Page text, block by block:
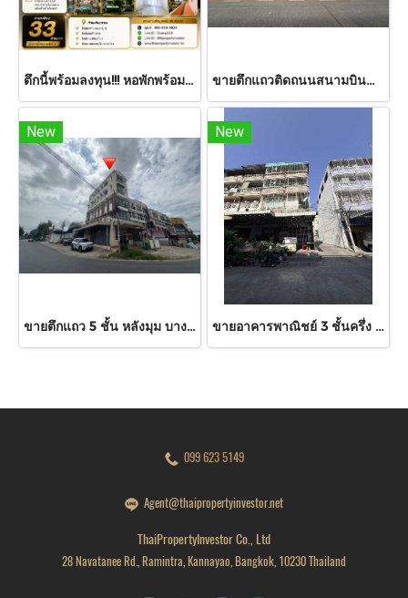
ตึกนี้พร้อมลงทุน!!! หอพักพร้อมร้านค้า! ติดถนน อรุณอัมรินทร์ วิวสะพานพระราม 8 ขายตึก อาคารพาณิชย์ หอพัก ริมถนน 5 คูหา 80 ตารางวา เหมาะทำหอพักรายวัน พร้อมร้านค้า มีที่จอดมอเตอร์ไซด์ ผังเมืองสีแดง รีบจับจองด่วน!! ขายตึกแถวติดถนนสนามบินน้ำ นนทบุรี 3.5 ชั้น 2 คูหา 42 ตร.ว. พื้นที่ 336 ตร.ม. ทำเลค้าขาย ใกล้กระทรวงพาณิชย์ และ กองสลากฯ
New
ขายตึกแถว 5 ชั้น หลังมุม บางกรวย-กรุงนนท์ 30.7 ตร.ว. พื้นที่ 280 ตร.ม. จอดรถ 4-5 คัน เพียง 70 ม. จากถนนราชพฤกษ์ ใกล้ Central Westville
New
ขายอาคารพาณิชย์ 3 ชั้นครึ่ง หลังมุม 2 คูหา หมู่บ้านเอสเค เอกชัย 76 ขนาด 40 ตร.ว. ตกแต่งหรู เหมาะทำโฮมออฟฟิศ ค้าขาย
099 623 5149
Agent@thaipropertyinvestor.net
ThaiPropertyInvestor Co., Ltd
28 Navatanee Rd., Ramintra, Kannayao, Bangkok, 10230 Thailand